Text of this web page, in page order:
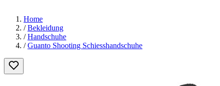
Home
/ Bekleidung
/ Handschuhe
/ Guanto Shooting Schiesshandschuhe